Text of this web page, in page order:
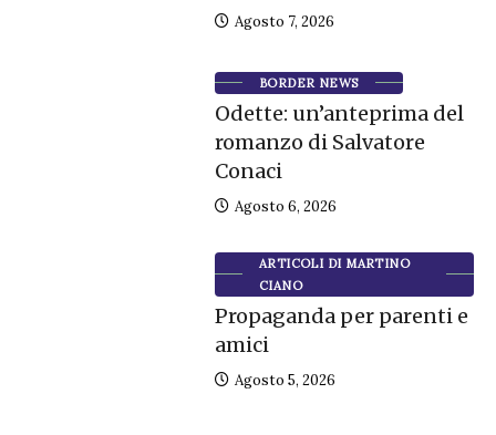
Agosto 7, 2026
BORDER NEWS
Odette: un’anteprima del
romanzo di Salvatore
Conaci
Agosto 6, 2026
ARTICOLI DI MARTINO
CIANO
Propaganda per parenti e
amici
Agosto 5, 2026